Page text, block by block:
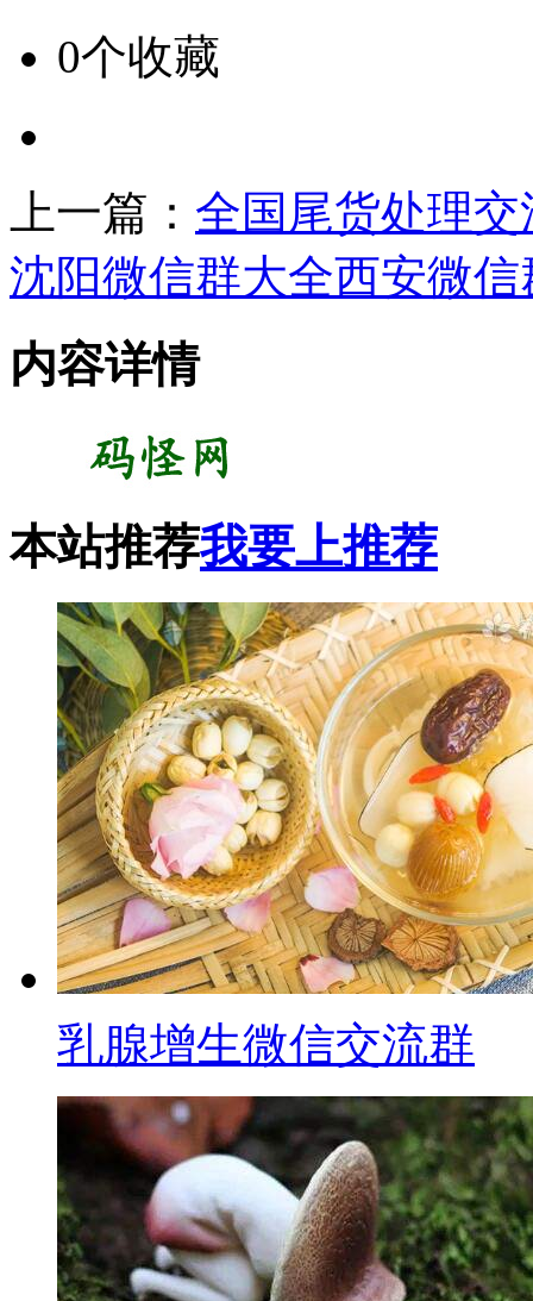
0个收藏
上一篇： 全国尾货处理交
沈阳微信群大全西安微
内容详情
本站推荐我要上推荐
乳腺增生微信交流群